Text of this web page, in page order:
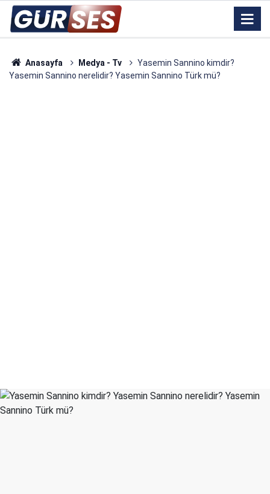
Anasayfa Medya - Tv
Yasemin Sannino kimdir?
Yasemin Sannino nerelidir? Yasemin Sannino Türk mü?